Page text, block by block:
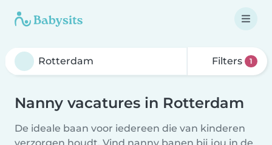
Filters 1
Nanny vacatures in Rotterdam
De ideale baan voor iedereen die van kinderen